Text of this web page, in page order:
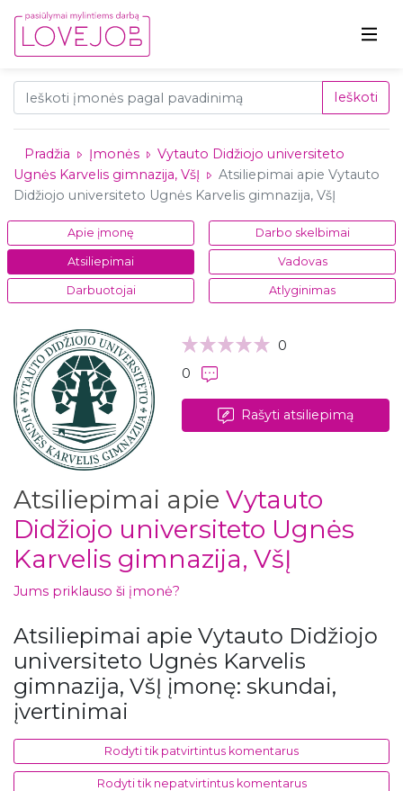
Ieškoti
Pradžia Įmonės
Vytauto Didžiojo universiteto
Ugnės Karvelis gimnazija, VšĮ
Atsiliepimai apie Vytauto
Didžiojo universiteto Ugnės Karvelis gimnazija, VšĮ
Apie įmonę Darbo skelbimai
Atsiliepimai Vadovas
Darbuotojai Atlyginimas
0
0
Rašyti atsiliepimą
Atsiliepimai apie Vytauto
Didžiojo universiteto Ugnės
Karvelis gimnazija, VšĮ
Jums priklauso ši įmonė?
Atsiliepimai apie Vytauto Didžiojo
universiteto Ugnės Karvelis
gimnazija, VšĮ įmonę: skundai,
įvertinimai
Rodyti tik patvirtintus komentarus
Rodyti tik nepatvirtintus komentarus